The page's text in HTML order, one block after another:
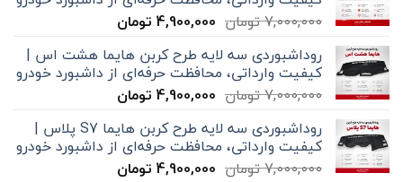
7,000,000تومان قیمت
7,000,000 تومان
بود.
4,900,000 تومانقیمت
4,900,000 تومان
است.
روداشبوردی سه‌ لایه طرح کربن هایما هشت اس |
کیفیت وارداتی، محافظت حرفه‌ای از داشبورد خودرو
7,000,000تومان قیمت
7,000,000 تومان
بود.
4,900,000 تومانقیمت
4,900,000 تومان
است.
روداشبوردی سه‌ لایه طرح کربن هایما S7 پلاس |
کیفیت وارداتی، محافظت حرفه‌ای از داشبورد خودرو
7,000,000تومان قیمت
4,900,000 تومانقیمت